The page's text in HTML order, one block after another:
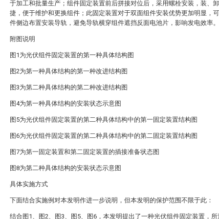
于加工和批量生产；组件固定装置前后拼接对位后，采用螺栓安装，装、
捷，便于维护和更换组件；此固定装置对于双面组件安装优势更加明显，
件侧边布置安装导轨，避免导轨横穿组件遮挡反面电池片，影响发电效率。
附图说明
图1为光伏组件固定装置的第一种具体结构图
图2为第一种具体结构的第一种改进结构图
图3为第二种具体结构的第二种改进结构图
图4为第一种具体结构的安装状态示意图
图5为光伏组件固定装置的第二种具体结构中的第一固定装置结构图
图6为光伏组件固定装置的第二种具体结构中的第二固定装置结构图
图7为第一固定装置和第二固定装置的插接准备状态图
图8为第二种具体结构的安装状态示意图
具体实施方式
下面结合实施例对本发明作进一步说明，但本发明的保护范围不限于此：
结合图1、图2、图3、图5、图6，本发明提出了一种光伏组件固定装置，所